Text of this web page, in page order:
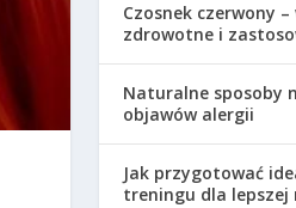
Czosnek czerwony –
zdrowotne i
Naturalne sposoby
objawów alergii
Jak przygotować
treningu dla lepszej